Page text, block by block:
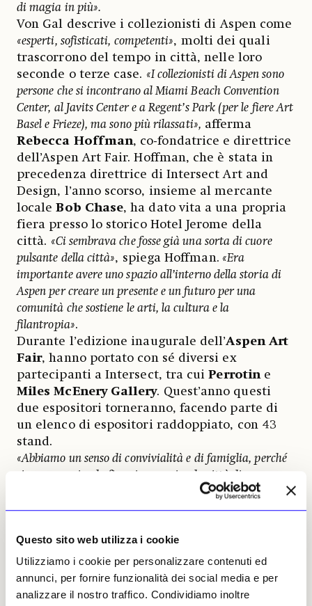
Questo sito web utilizza i cookie
Utilizziamo i cookie per personalizzare contenuti ed
annunci, per fornire funzionalità dei social media e per
analizzare il nostro traffico. Condividiamo inoltre
di magia in più».
Von Gal descrive i collezionisti di Aspen come
«esperti, sofisticati, competenti», molti dei quali
trascorrono del tempo in città, nelle loro
seconde o terze case. «I collezionisti di Aspen sono
persone che si incontrano al Miami Beach Convention
Center, al Javits Center e a Regent’s Park (per le fiere Art
Basel e Frieze), ma sono più rilassati», afferma
Rebecca Hoffman, co-fondatrice e direttrice
dell’Aspen Art Fair. Hoffman, che è stata in
precedenza direttrice di Intersect Art and
Design, l’anno scorso, insieme al mercante
locale Bob Chase, ha dato vita a una propria
fiera presso lo storico Hotel Jerome della
città. «Ci sembrava che fosse già una sorta di cuore
pulsante della città», spiega Hoffman. «Era
importante avere uno spazio all’interno della storia di
Aspen per creare un presente e un futuro per una
comunità che sostiene le arti, la cultura e la
filantropia».
Durante l’edizione inaugurale dell’Aspen Art
Fair, hanno portato con sé diversi ex
partecipanti a Intersect, tra cuiPerrotin e
Miles McEnery Gallery. Quest’anno questi
due espositori torneranno, facendo parte di
un elenco di espositori raddoppiato, con 43
stand.
«Abbiamo un senso di convivialità e di famiglia, perché
siamo una piccola fiera in una piccola città di
«L’anno scorso tutti i
commercianti si sono conosciuti molto bene e hanno
Molti dei partecipanti all’Aspen Art Fair sono
infatti nomi familiari a chi frequenta le
grandi fiere d’arte:Vielmetter Los Angeles
Marianne Boesky Galleryhanno entrambe